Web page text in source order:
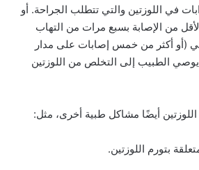
في اللوزتين والتي تتطلب الجراحة. أو
من الإصابة بسبع مرات من التهاب
(أو أكثر من خمس إصابات على مدار
يوصي الطبيب إلى التخلص من اللوزتين
أيضًا مشاكل طبية أخرى، مثل:
بتورم اللوزتين.